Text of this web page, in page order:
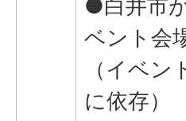
●白井市
ベント会
（イベン
に依存）